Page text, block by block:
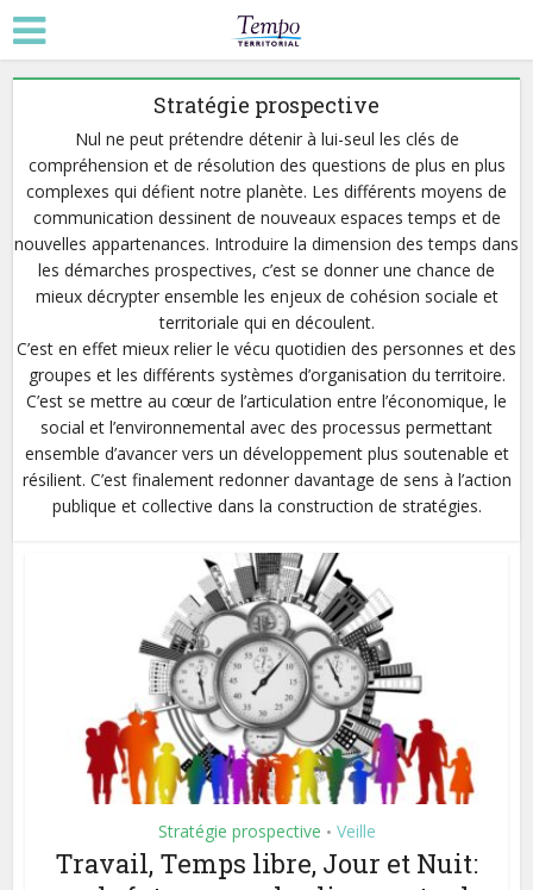
Stratégie prospective
Nul ne peut prétendre détenir à lui-seul les clés de
compréhension et de résolution des questions de plus en plus
complexes qui défient notre planète. Les différents moyens de
communication dessinent de nouveaux espaces temps et de
nouvelles appartenances. Introduire la dimension des temps dans
les démarches prospectives, c’est se donner une chance de
mieux décrypter ensemble les enjeux de cohésion sociale et
territoriale qui en découlent.
C’est en effet mieux relier le vécu quotidien des personnes et des
groupes et les différents systèmes d’organisation du territoire.
C’est se mettre au cœur de l’articulation entre l’économique, le
social et l’environnemental avec des processus permettant
ensemble d’avancer vers un développement plus soutenable et
résilient. C’est finalement redonner davantage de sens à l’action
publique et collective dans la construction de stratégies.
Stratégie prospective • Veille
Travail, Temps libre, Jour et Nuit: